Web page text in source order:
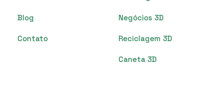
Blog
Contato
Negócios 3D
Reciclagem 3D
Caneta 3D